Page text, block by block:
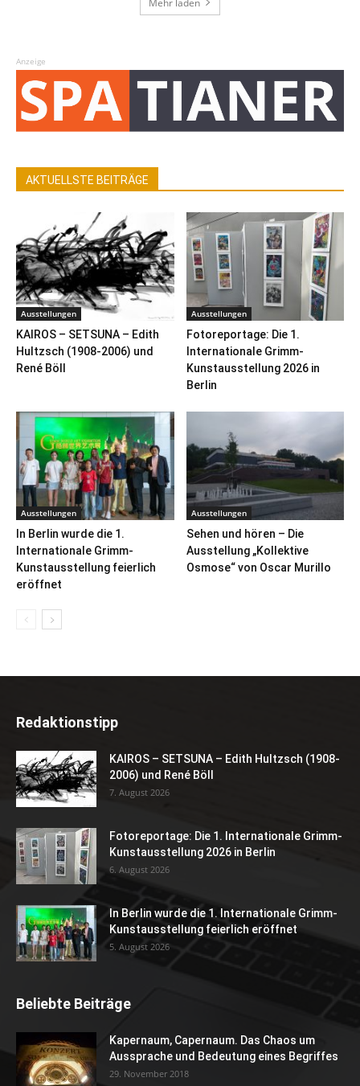
Anzeige
AKTUELLSTE BEITRÄGE
Ausstellungen
KAIROS – SETSUNA – Edith
Hultzsch (1908-2006) und
René Böll
Ausstellungen
Fotoreportage: Die 1.
Internationale Grimm-
Kunstausstellung 2026 in
Berlin
Ausstellungen
In Berlin wurde die 1.
Internationale Grimm-
Kunstausstellung feierlich
eröffnet
Ausstellungen
Sehen und hören – Die
Ausstellung „Kollektive
Osmose“ von Oscar Murillo
Redaktionstipp
KAIROS – SETSUNA – Edith Hultzsch (1908-
2006) und René Böll
7. August 2026
Fotoreportage: Die 1. Internationale Grimm-
Kunstausstellung 2026 in Berlin
6. August 2026
In Berlin wurde die 1. Internationale Grimm-
Kunstausstellung feierlich eröffnet
5. August 2026
Beliebte Beiträge
Kapernaum, Capernaum. Das Chaos um
Aussprache und Bedeutung eines Begriffes
29. November 2018